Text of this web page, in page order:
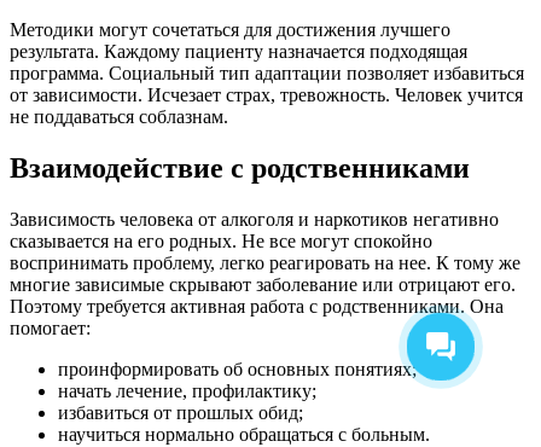
Методики могут сочетаться для достижения лучшего
результата. Каждому пациенту назначается подходящая
программа. Социальный тип адаптации позволяет избавиться
от зависимости. Исчезает страх, тревожность. Человек учится
не поддаваться соблазнам.
Взаимодействие с родственниками
Зависимость человека от алкоголя и наркотиков негативно
сказывается на его родных. Не все могут спокойно
воспринимать проблему, легко реагировать на нее. К тому же
многие зависимые скрывают заболевание или отрицают его.
Поэтому требуется активная работа с родственниками. Она
помогает:
проинформировать об основных понятиях;
начать лечение, профилактику;
избавиться от прошлых обид;
научиться нормально обращаться с больным.